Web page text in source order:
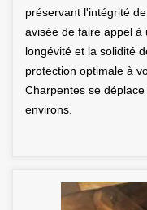
préservant l'intégrité
avisée de faire appel à
longévité et la solidité
protection optimale à
Charpentes se
environs.